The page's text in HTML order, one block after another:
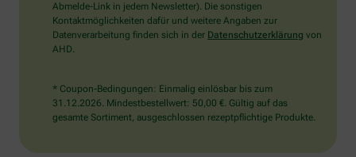
Abmelde-Link in jedem Newsletter). Die sonstigen
Kontaktmöglichkeiten dafür und weitere Angaben zur
Datenverarbeitung finden sich in der Datenschutzerklärung von
AHD.
* Coupon-Bedingungen: Einmalig einlösbar bis zum
31.12.2026. Mindestbestellwert: 50,00 €. Gültig auf das
gesamte Sortiment, ausgeschlossen rezeptpflichtige Produkte.